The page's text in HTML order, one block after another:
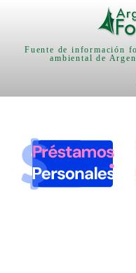
Fuente de información
ambiental de